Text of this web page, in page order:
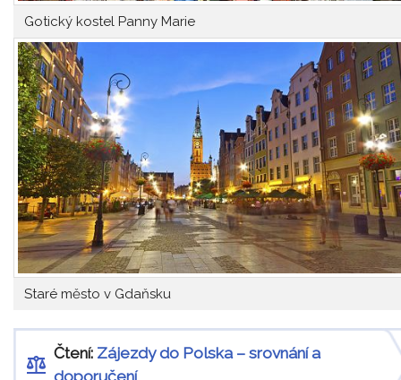
Gotický kostel Panny Marie
Staré město v Gdaňsku
Čtení: Zájezdy do Polska – srovnání a